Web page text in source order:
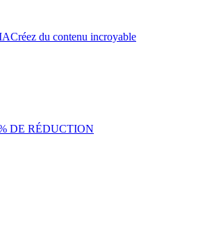
Créez du contenu incroyable
DE RÉDUCTION